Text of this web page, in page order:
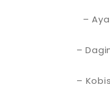
–
–
–